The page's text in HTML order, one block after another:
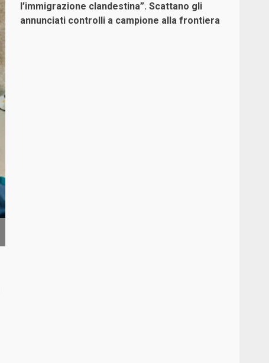
l’immigrazione clandestina”. Scattano gli
annunciati controlli a campione alla frontiera